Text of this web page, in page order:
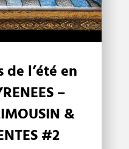
l’été en
–
&
#2